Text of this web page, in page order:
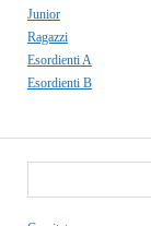
Junior
Ragazzi
Esordienti A
Esordienti B